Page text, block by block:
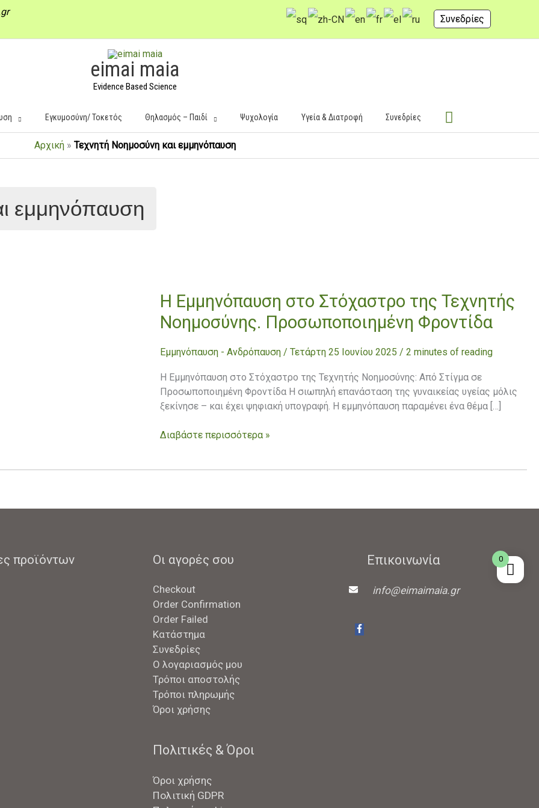
Συνεδρίες
eimai maia
Evidence Based Science
Εγκυμοσύνη/ Τοκετός Θηλασμός – Παιδί Ψυχολογία Υγεία & Διατροφή Συνεδρίες
Αρχική» Τεχνητή Νοημοσύνη και εμμηνόπαυση
εμμηνόπαυση
Η Εμμηνόπαυση στο Στόχαστρο της Τεχνητής
Νοημοσύνης. Προσωποποιημένη Φροντίδα
Εμμηνόπαυση - Ανδρόπαυση / Τετάρτη 25 Ιουνίου 2025 / 2 minutes of reading
Η Εμμηνόπαυση στο Στόχαστρο της Τεχνητής Νοημοσύνης: Από Στίγμα σε
Προσωποποιημένη Φροντίδα Η σιωπηλή επανάσταση της γυναικείας υγείας μόλις
ξεκίνησε – και έχει ψηφιακή υπογραφή. Η εμμηνόπαυση παραμένει ένα θέμα […]
Η
Εμμηνόπαυση
στο
της
Νοημοσύνης.
Προσωποποιημένη
Φροντίδα
Διαβάστε περισσότερα »
προϊόντων Οι αγορές σου
Checkout
Order Confirmation
Order Failed
Κατάστημα
Συνεδρίες
Ο λογαριασμός μου
Τρόποι αποστολής
Τρόποι πληρωμής
Όροι χρήσης
Πολιτικές & Όροι
Όροι χρήσης
Πολιτική GDPR
Επικοινωνία
info@eimaimaia.gr
0